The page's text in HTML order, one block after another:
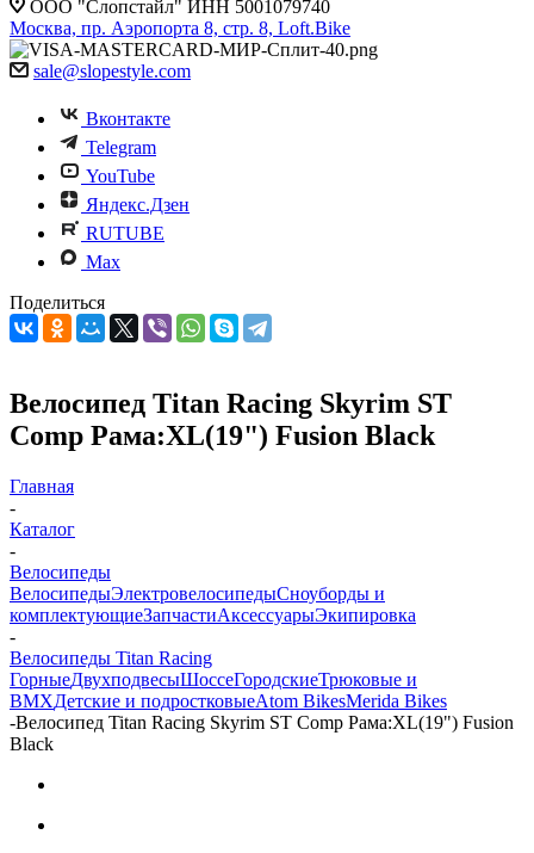
ООО "Слопстайл" ИНН 5001079740
Москва, пр. Аэропорта 8, стр. 8, Loft.Bike
sale@slopestyle.com
Вконтакте
Telegram
YouTube
Яндекс.Дзен
RUTUBE
Max
Поделиться
Велосипед Titan Racing Skyrim ST
Comp Рама:XL(19") Fusion Black
Главная
-
Каталог
-
Велосипеды
ВелосипедыЭлектровелосипедыCноуборды и
комплектующиеЗапчастиАксессуарыЭкипировка
-
Велосипеды Titan Racing
ГорныеДвухподвесыШоссеГородскиеТрюковые и
BMXДетские и подростковыеAtom BikesMerida Bikes
-Велосипед Titan Racing Skyrim ST Comp Рама:XL(19") Fusion
Black